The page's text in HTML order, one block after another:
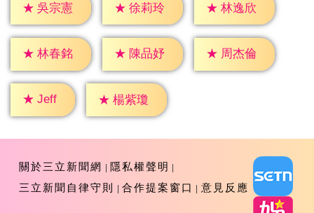
★ 吳宗憲 ★ 徐莉玲 ★ 林逸欣
★ 林春銘 ★ 陳品妤 ★ 周杰倫
★ Jeff ★ 楊紫瓊
關於三立新聞網
隱私權聲明
三立新聞自律守則
合作提案窗口 意見反應